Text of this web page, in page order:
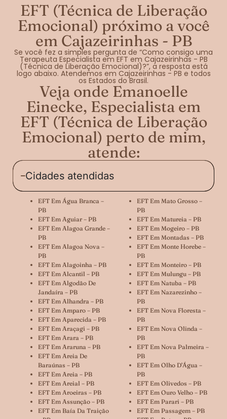
EFT (Técnica de Liberação
Emocional) próximo a você
em Cajazeirinhas - PB
Se você fez a simples pergunta de “Como consigo uma
Terapeuta Especialista em EFT em Cajazeirinhas - PB
(Técnica de Liberação Emocional)?”, a resposta está
logo abaixo. Atendemos em Cajazeirinhas - PB e todos
os Estados do Brasil.
Veja onde Emanoelle
Einecke, Especialista em
EFT (Técnica de Liberação
Emocional) perto de mim,
atende:
Cidades atendidas
EFT Em Água Branca –
PB
EFT Em Aguiar – PB
EFT Em Alagoa Grande –
PB
EFT Em Alagoa Nova –
PB
EFT Em Alagoinha – PB
EFT Em Alcantil – PB
EFT Em Algodão De
Jandaíra – PB
EFT Em Alhandra – PB
EFT Em Amparo – PB
EFT Em Aparecida – PB
EFT Em Araçagi – PB
EFT Em Arara – PB
EFT Em Araruna – PB
EFT Em Areia De
Baraúnas – PB
EFT Em Areia – PB
EFT Em Areial – PB
EFT Em Aroeiras – PB
EFT Em Assunção – PB
EFT Em Baía Da Traição
EFT Em Mato Grosso –
PB
EFT Em Matureia – PB
EFT Em Mogeiro – PB
EFT Em Montadas – PB
EFT Em Monte Horebe –
PB
EFT Em Monteiro – PB
EFT Em Mulungu – PB
EFT Em Natuba – PB
EFT Em Nazarezinho –
PB
EFT Em Nova Floresta –
PB
EFT Em Nova Olinda –
PB
EFT Em Nova Palmeira –
PB
EFT Em Olho D’Água –
PB
EFT Em Olivedos – PB
EFT Em Ouro Velho – PB
EFT Em Parari – PB
EFT Em Passagem – PB